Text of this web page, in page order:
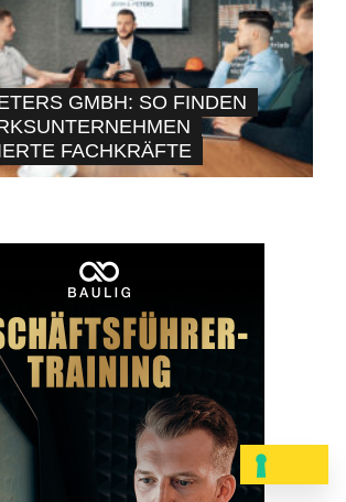
GMBH: SO FINDEN
FACHKRÄFTE